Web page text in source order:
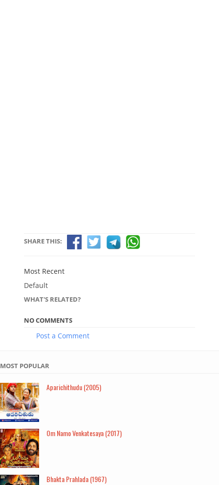
SHARE THIS:
Most Recent
Default
WHAT'S RELATED?
NO COMMENTS
Post a Comment
MOST POPULAR
Aparichithudu (2005)
Om Namo Venkatesaya (2017)
Bhakta Prahlada (1967)